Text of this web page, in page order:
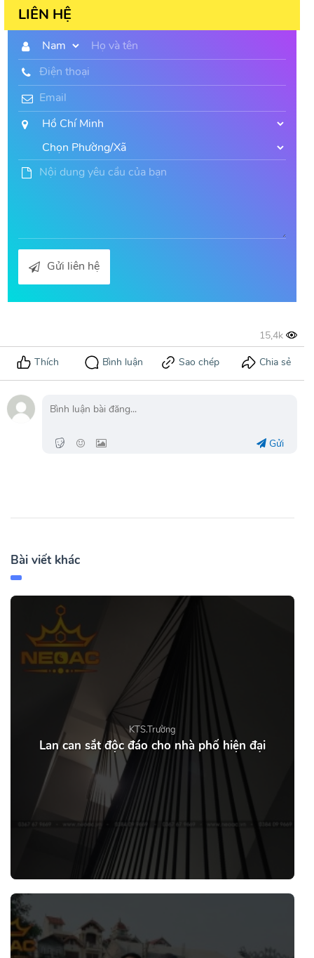
LIÊN HỆ
Gửi liên hệ
Gửi
Bài viết khác
KTS.Trường
Lan can sắt độc đáo cho nhà phố hiện đại